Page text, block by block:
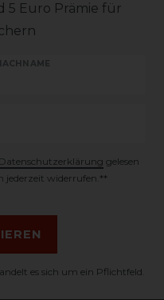
5 Euro Prämie für
Daten­schutz­erklärung gelesen
jederzeit widerrufen.**
es sich um ein Pflichtfeld.